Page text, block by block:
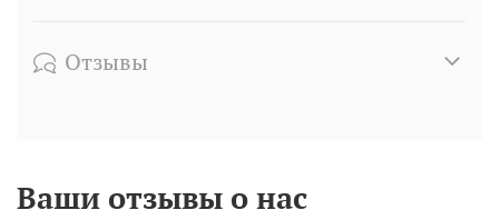
Отзывы
Ваши отзывы о нас